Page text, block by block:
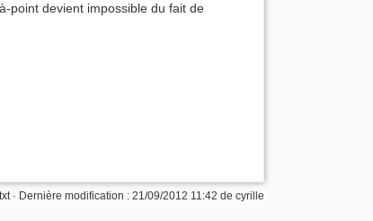
point devient impossible du fait de
· Dernière modification : 21/09/2012 11:42 de cyrille